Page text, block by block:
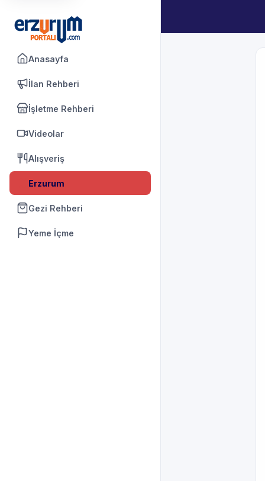
Anasayfa
İlan Rehberi
İşletme Rehberi
Videolar
Alışveriş
Erzurum
Gezi Rehberi
Yeme İçme